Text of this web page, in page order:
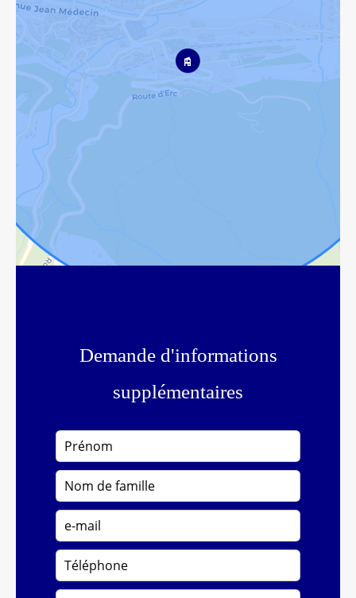
Demande d'informations
supplémentaires